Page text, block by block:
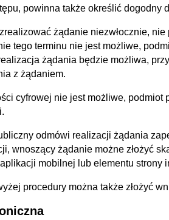
powinna także określić dogodny
żądanie niezwłocznie,
tego terminu nie jest możliwe,
żądania będzie możliwa,
z żądaniem.
cyfrowej nie jest możliwe, podmiot
odmówi realizacji żądania
wnoszący żądanie możne złożyć
mobilnej lub elementu strony
procedury można także złożyć